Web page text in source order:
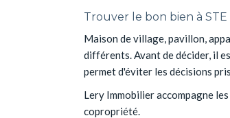
Trouver le bon bien à STE
Maison de village, pavillon,
différents. Avant de décider, il
permet d'éviter les décisions
Lery Immobilier accompagne
copropriété.